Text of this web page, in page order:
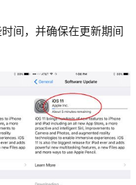
间，并确保在更新期间